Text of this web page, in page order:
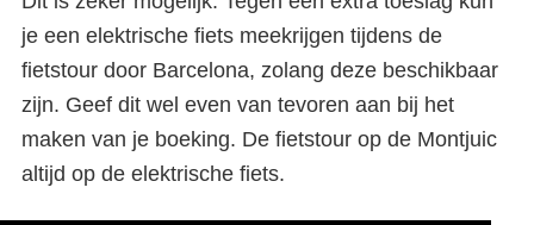
je een elektrische fiets meekrijgen tijdens de
fietstour door Barcelona, zolang deze beschikbaar
zijn. Geef dit wel even van tevoren aan bij het
maken van je boeking. De fietstour op de Montjuic
altijd op de elektrische fiets.